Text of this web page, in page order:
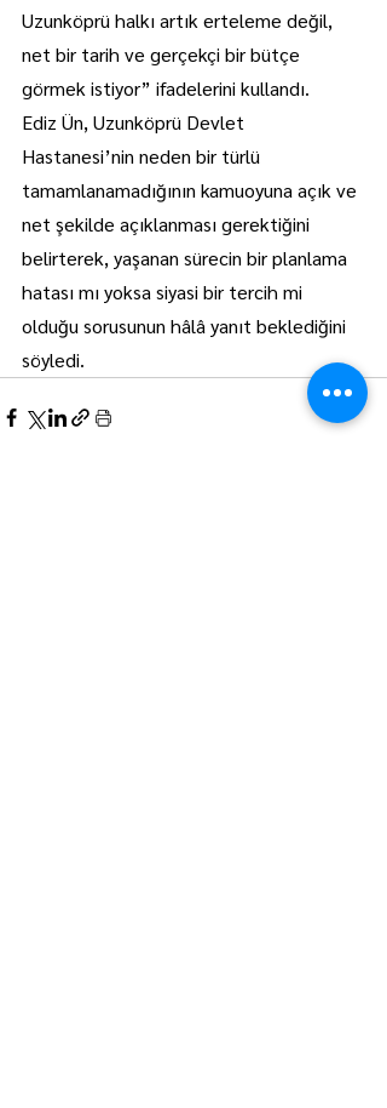
Uzunköprü halkı artık erteleme değil,
net bir tarih ve gerçekçi bir bütçe
görmek istiyor” ifadelerini kullandı.
Ediz Ün, Uzunköprü Devlet
Hastanesi’nin neden bir türlü
tamamlanamadığının kamuoyuna açık ve
net şekilde açıklanması gerektiğini
belirterek, yaşanan sürecin bir planlama
hatası mı yoksa siyasi bir tercih mi
olduğu sorusunun hâlâ yanıt beklediğini
söyledi.